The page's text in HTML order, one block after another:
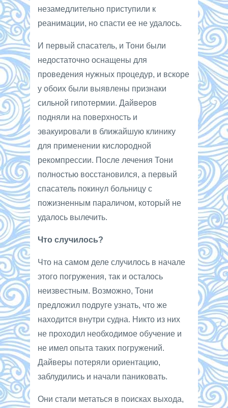
незамедлительно приступили к
реанимации, но спасти ее не удалось.
И первый спасатель, и Тони были
недостаточно оснащены для
проведения нужных процедур, и вскоре
у обоих были выявлены признаки
сильной гипотермии. Дайверов
подняли на поверхность и
эвакуировали в ближайшую клинику
для применении кислородной
рекомпрессии. После лечения Тони
полностью восстановился, а первый
спасатель покинул больницу с
пожизненным параличом, который не
удалось вылечить.
Что случилось?
Что на самом деле случилось в начале
этого погружения, так и осталось
неизвестным. Возможно, Тони
предложил подруге узнать, что же
находится внутри судна. Никто из них
не проходил необходимое обучение и
не имел опыта таких погружений.
Дайверы потеряли ориентацию,
заблудились и начали паниковать.
Они стали метаться в поисках выхода,